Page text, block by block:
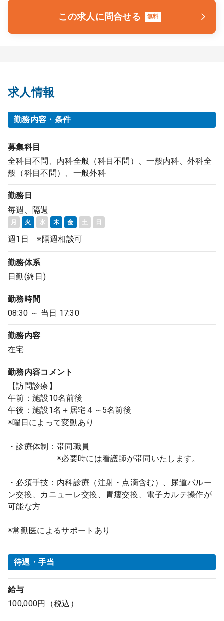
この求人に問合せる 無料
求人情報
勤務内容・条件
募集科目
全科目不問、内科全般（科目不問）、一般内科、外科全
般（科目不問）、一般外科
勤務日
毎週、隔週
月 火 水 木 金 土 日
週1日 ※隔週相談可
勤務体系
日勤(終日)
勤務時間
08:30 ～ 当日 17:30
勤務内容
在宅
勤務内容コメント
【訪問診療】
午前：施設10名前後
午後：施設1名＋居宅４～5名前後
※曜日によって変動あり
・診療体制：帯同職員
※必要時には看護師が帯同いたします。
・必須手技：内科診療（注射・点滴含む）、尿道バルー
ン交換、カニューレ交換、胃瘻交換、電子カルテ操作が
可能な方
※常勤医によるサポートあり
待遇・手当
給与
100,000円（税込）